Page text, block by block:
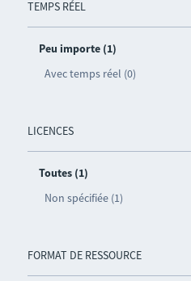
TEMPS RÉEL
Peu importe (1)
Avec temps réel (0)
LICENCES
Toutes (1)
Non spécifiée (1)
FORMAT DE RESSOURCE